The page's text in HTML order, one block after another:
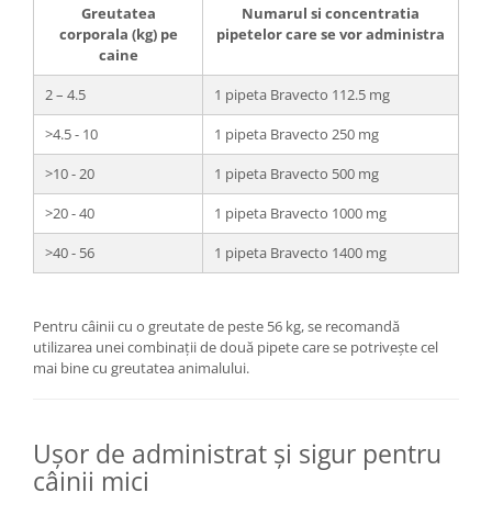
Greutatea
corporala (kg) pe
caine
Numarul si concentratia
pipetelor care se vor administra
2 – 4.5
1 pipeta Bravecto 112.5 mg
>4.5 - 10
1 pipeta Bravecto 250 mg
>10 - 20
1 pipeta Bravecto 500 mg
>20 - 40
1 pipeta Bravecto 1000 mg
>40 - 56
1 pipeta Bravecto 1400 mg
Pentru câinii cu o greutate de peste 56 kg, se recomandă
utilizarea unei combinații de două pipete care se potrivește cel
mai bine cu greutatea animalului.
Ușor de administrat și sigur pentru
câinii mici